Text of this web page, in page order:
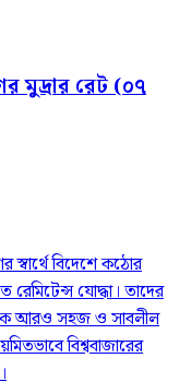
মুদ্রার রেট (০৭
স্বার্থে বিদেশে কঠোর
রেমিটেন্স যোদ্ধা। তাদের
আরও সহজ ও সাবলীল
বিশ্ববাজারের